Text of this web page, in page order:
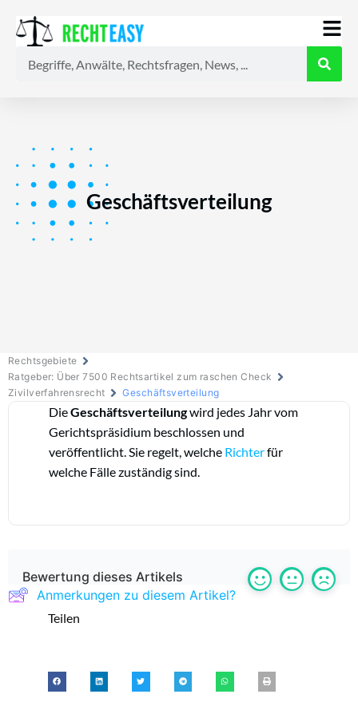
Geschäftsverteilung
Rechtsgebiete
Ratgeber: Über 7500 Rechtsartikel zum raschen Check
Zivilverfahrensrecht
Geschäftsverteilung
DieGeschäftsverteilungwird jedes Jahr vom
Gerichtspräsidium beschlossen und
veröffentlicht. Sie regelt, welche Richterfür
welche Fälle zuständig sind.
Bewertung dieses Artikels
Anmerkungen zu diesem Artikel?
Teilen